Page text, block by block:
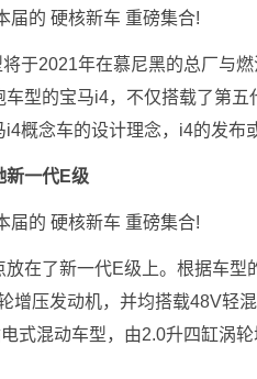
于2021年在慕尼黑的总厂与
车型的宝马i4，不仅搭载了第
概念车的设计理念，i4的发布
新一代E级
放在了新一代E级上。根据车
增压发动机，并均搭载48V轻
式混动车型，由2.0升四缸涡